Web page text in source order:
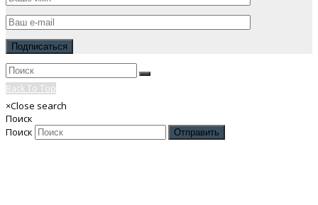
Back To Top
×Close search
Поиск
Поиск
Отправить